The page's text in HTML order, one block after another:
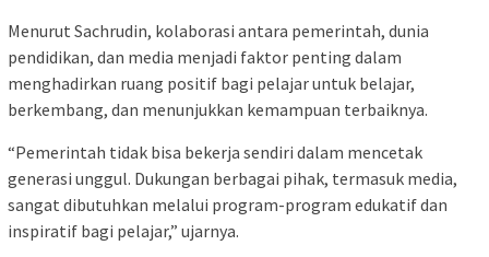
Menurut Sachrudin, kolaborasi antara pemerintah, dunia
pendidikan, dan media menjadi faktor penting dalam
menghadirkan ruang positif bagi pelajar untuk belajar,
berkembang, dan menunjukkan kemampuan terbaiknya.
“Pemerintah tidak bisa bekerja sendiri dalam mencetak
generasi unggul. Dukungan berbagai pihak, termasuk media,
sangat dibutuhkan melalui program-program edukatif dan
inspiratif bagi pelajar,” ujarnya.